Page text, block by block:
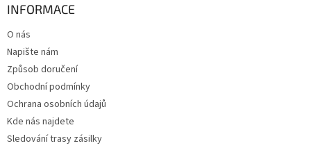
INFORMACE
O nás
Napište nám
Způsob doručení
Obchodní podmínky
Ochrana osobních údajů
Kde nás najdete
Sledování trasy zásilky